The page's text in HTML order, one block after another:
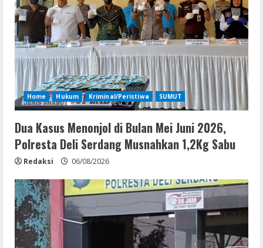
Home Hukum Kriminal/Peristiwa SUMUT
Dua Kasus Menonjol di Bulan Mei Juni 2026,
Polresta Deli Serdang Musnahkan 1,2Kg Sabu
Redaksi 06/08/2026